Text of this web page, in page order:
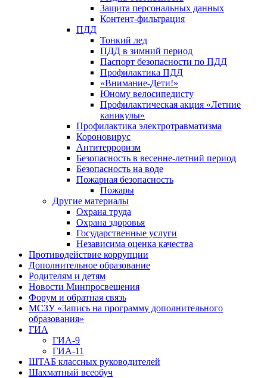
Защита персональных данных
Контент-фильтрация
ПДД
Тонкий лед
ПДД в зимний период
Паспорт безопасности по ПДД
Профилактика ПДД
«Внимание-Дети!»
Юному велосипедисту
Профилактическая акция «Летние
каникулы»
Профилактика электротравматизма
Короновирус
Антитерроризм
Безопасность в весенне-летний период
Безопасность на воде
Пожарная безопасность
Пожары
Другие материалы
Охрана труда
Охрана здоровья
Государственные услуги
Независима оценка качества
Противодействие коррупции
Дополнительное образование
Родителям и детям
Новости Минпросвещения
Форум и обратная связь
МСЗУ «Запись на программу дополнительного
образования»
ГИА
ГИА-9
ГИА-11
ШТАБ классных руководителей
Шахматный всеобуч